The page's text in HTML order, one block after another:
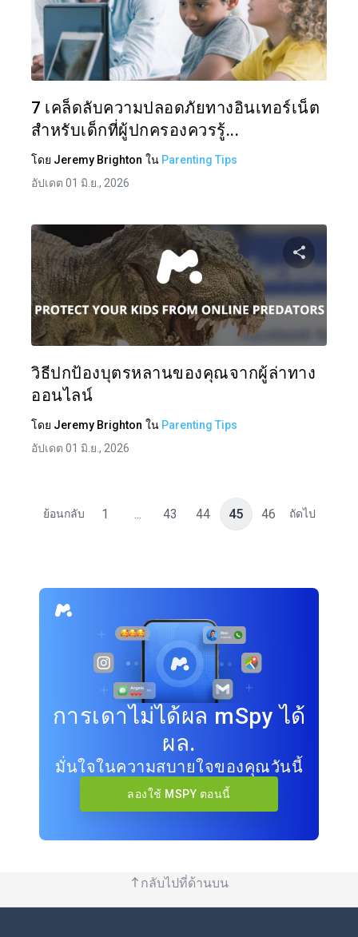
แบ่งปั
7 เคล็ดลับความปลอดภัยทางอินเทอร์เน็ต
สำหรับเด็กที่ผู้ปกครองควรรู้...
โดย Jeremy Brighton ใน Parenting Tips
อัปเดต 01 มิ.ย., 2026
แบ่งปั
วิธีปกป้องบุตรหลานของคุณจากผู้ล่าทาง
ออนไลน์
โดย Jeremy Brighton ใน Parenting Tips
อัปเดต 01 มิ.ย., 2026
ย้อนกลับ 1 ... 43 44 45 46 ถัดไป
การเดาไม่ได้ผล mSpy ได้
ผล.
มั่นใจในความสบายใจของคุณวันนี้
ลองใช้ MSPY ตอนนี้
กลับไปที่ด้านบน